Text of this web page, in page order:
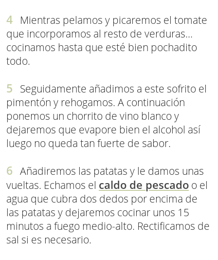
Mientras pelamos y picaremos el tomate
que incorporamos al resto de verduras...
cocinamos hasta que esté bien pochadito
todo.
Seguidamente añadimos a este sofrito el
pimentón y rehogamos. A continuación
ponemos un chorrito de vino blanco y
dejaremos que evapore bien el alcohol así
luego no queda tan fuerte de sabor.
Añadiremos las patatas y le damos unas
vueltas. Echamos el caldo de pescado o el
agua que cubra dos dedos por encima de
las patatas y dejaremos cocinar unos 15
minutos a fuego medio-alto. Rectificamos de
sal si es necesario.